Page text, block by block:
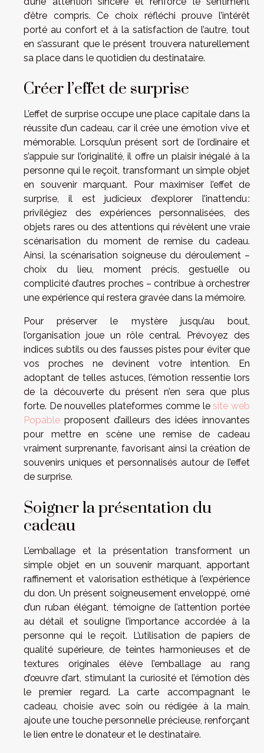
d’être compris. Ce choix réfléchi prouve l’intérêt
porté au confort et à la satisfaction de l’autre, tout
en s’assurant que le présent trouvera naturellement
sa place dans le quotidien du destinataire.
Créer l’effet de surprise
L’effet de surprise occupe une place capitale dans la
réussite d’un cadeau, car il crée une émotion vive et
mémorable. Lorsqu’un présent sort de l’ordinaire et
s’appuie sur l’originalité, il offre un plaisir inégalé à la
personne qui le reçoit, transformant un simple objet
en souvenir marquant. Pour maximiser l’effet de
surprise, il est judicieux d’explorer l’inattendu :
privilégiez des expériences personnalisées, des
objets rares ou des attentions qui révèlent une vraie
scénarisation du moment de remise du cadeau.
Ainsi, la scénarisation soigneuse du déroulement –
choix du lieu, moment précis, gestuelle ou
complicité d’autres proches – contribue à orchestrer
une expérience qui restera gravée dans la mémoire.
Pour préserver le mystère jusqu’au bout,
l’organisation joue un rôle central. Prévoyez des
indices subtils ou des fausses pistes pour éviter que
vos proches ne devinent votre intention. En
adoptant de telles astuces, l’émotion ressentie lors
de la découverte du présent n’en sera que plus
forte. De nouvelles plateformes comme lesite web
Popable proposent d’ailleurs des idées innovantes
pour mettre en scène une remise de cadeau
vraiment surprenante, favorisant ainsi la création de
souvenirs uniques et personnalisés autour de l’effet
de surprise.
Soigner la présentation du
cadeau
L’emballage et la présentation transforment un
simple objet en un souvenir marquant, apportant
raffinement et valorisation esthétique à l’expérience
du don. Un présent soigneusement enveloppé, orné
d’un ruban élégant, témoigne de l’attention portée
au détail et souligne l’importance accordée à la
personne qui le reçoit. L’utilisation de papiers de
qualité supérieure, de teintes harmonieuses et de
textures originales élève l’emballage au rang
d’œuvre d’art, stimulant la curiosité et l’émotion dès
le premier regard. La carte accompagnant le
cadeau, choisie avec soin ou rédigée à la main,
ajoute une touche personnelle précieuse, renforçant
le lien entre le donateur et le destinataire.